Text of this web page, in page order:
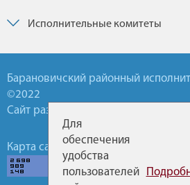
Исполнительные комитеты
Барановичский районный
©2022
Сайт разработан УП БелТА
Карта сайта Обратная связь
Для
обеспечения
удобства
пользователей